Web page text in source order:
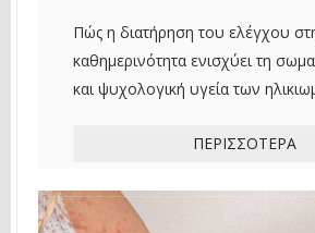
Πώς η διατήρηση του ελέγχου
καθημερινότητα ενισχύει τη
και ψυχολογική υγεία των
ΠΕΡΙΣΣΌΤΕΡΑ